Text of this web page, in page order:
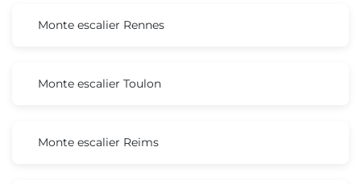
Monte escalier Rennes
Monte escalier Toulon
Monte escalier Reims